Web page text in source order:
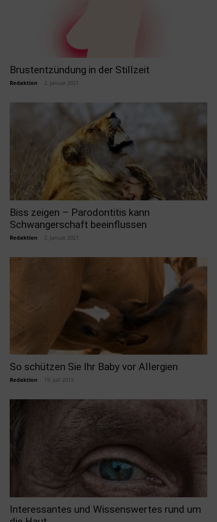
Brustentzündung in der Stillzeit
Redaktion 2. Januar 2021
Biss zeigen – Parodontitis kann
Schwangerschaft beeinflussen
Redaktion 2. Januar 2021
So schützen Sie Ihr Baby vor Allergien
Redaktion 19. Juli 2019
Interessantes und Wissenswertes rund um